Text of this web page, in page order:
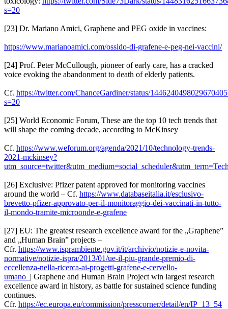
s=20
[23] Dr. Mariano Amici, Graphene and PEG oxide in vaccines:
https://www.marianoamici.com/ossido-di-grafene-e-peg-nei-vaccini/
[24] Prof. Peter McCullough, pioneer of early care, has a cracked
voice evoking the abandonment to death of elderly patients.
Cf. https://twitter.com/ChanceGardiner/status/
s=20
[25] World Economic Forum, These are the top 10 tech trends that
will shape the coming decade, according to McKinsey
Cf. https://www.weforum.org/agenda/2021/10/technology-trends-
2021-mckinsey?
[26] Exclusive: Pfizer patent approved for monitoring vaccines
around the world – Cf. https://www.databaseitalia.it/esclusivo-
brevetto-pfizer-approvato-per-il-monitoraggio-dei-vaccinati-in-tutto-
il-mondo-tramite-microonde-e-grafene
[27] EU: The greatest research excellence award for the „Graphene”
and „Human Brain” projects –
Cfr. https://www.isprambiente.gov.it/it/archivio/notizie-e-novita-
normative/notizie-ispra/2013/01/ue-il-piu-grande-premio-di-
eccellenza-nella-ricerca-ai-progetti-grafene-e-cervello-
umano | Graphene and Human Brain Project win largest research
excellence award in history, as battle for sustained science funding
continues. –
Cfr. https://ec.europa.eu/commission/presscorner/detail/en/IP_13_54